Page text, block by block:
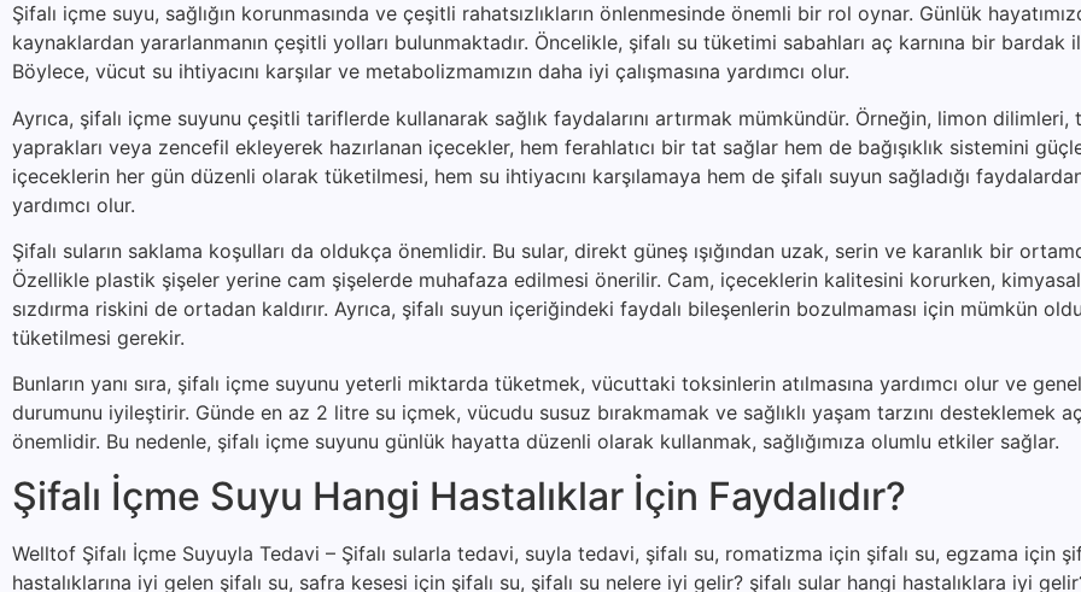
Şifalı içme suyu, sağlığın korunmasında ve çeşitli rahatsızlıkların önlenmesinde önemli bir rol oynar. Günlük
kaynaklardan yararlanmanın çeşitli yolları bulunmaktadır. Öncelikle, şifalı su tüketimi sabahları aç karnına bir bardak
Böylece, vücut su ihtiyacını karşılar ve metabolizmamızın daha iyi çalışmasına yardımcı olur.
Ayrıca, şifalı içme suyunu çeşitli tariflerde kullanarak sağlık faydalarını artırmak mümkündür. Örneğin, limon dilimleri,
yaprakları veya zencefil ekleyerek hazırlanan içecekler, hem ferahlatıcı bir tat sağlar hem de bağışıklık sistemini
içeceklerin her gün düzenli olarak tüketilmesi, hem su ihtiyacını karşılamaya hem de şifalı suyun sağladığı
yardımcı olur.
Şifalı suların saklama koşulları da oldukça önemlidir. Bu sular, direkt güneş ışığından uzak, serin ve karanlık bir
Özellikle plastik şişeler yerine cam şişelerde muhafaza edilmesi önerilir. Cam, içeceklerin kalitesini korurken,
sızdırma riskini de ortadan kaldırır. Ayrıca, şifalı suyun içeriğindeki faydalı bileşenlerin bozulmaması için mümkün
tüketilmesi gerekir.
Bunların yanı sıra, şifalı içme suyunu yeterli miktarda tüketmek, vücuttaki toksinlerin atılmasına yardımcı olur ve
durumunu iyileştirir. Günde en az 2 litre su içmek, vücudu susuz bırakmamak ve sağlıklı yaşam tarzını desteklemek
önemlidir. Bu nedenle, şifalı içme suyunu günlük hayatta düzenli olarak kullanmak, sağlığımıza olumlu etkiler sağlar.
Şifalı İçme Suyu Hangi Hastalıklar İçin Faydalıdır?
Welltof Şifalı İçme Suyuyla Tedavi – Şifalı sularla tedavi, suyla tedavi, şifalı su, romatizma için şifalı su, egzama için
hastalıklarına iyi gelen şifalı su, safra kesesi için şifalı su, şifalı su nelere iyi gelir? şifalı sular hangi hastalıklara iyi